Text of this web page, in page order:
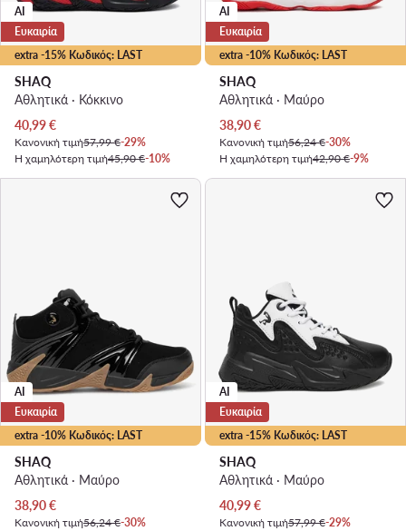
extra -15% Κωδικός: LAST
AI
Ευκαιρία
SHAQ
Αθλητικά · Κόκκινο
Τρέχουσα τιμή
40,99€
Κανονική τιμή57,99 €-29%
Η χαμηλότερη τιμή45,90 €-10%
extra -10% Κωδικός: LAST
AI
Ευκαιρία
SHAQ
Αθλητικά · Μαύρο
Τρέχουσα τιμή
38,90€
Κανονική τιμή56,24 €-30%
Η χαμηλότερη τιμή42,90 €-9%
extra -10% Κωδικός: LAST
AI
Ευκαιρία
SHAQ
Αθλητικά · Μαύρο
Τρέχουσα τιμή
38,90€
Κανονική τιμή56,24 €-30%
extra -15% Κωδικός: LAST
AI
Ευκαιρία
SHAQ
Αθλητικά · Μαύρο
Τρέχουσα τιμή
40,99€
Κανονική τιμή57,99 €-29%